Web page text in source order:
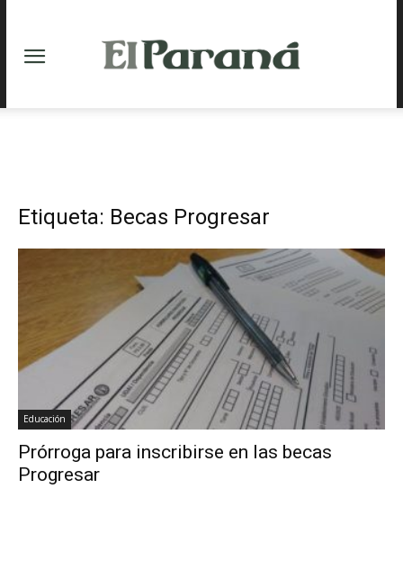
Etiqueta: Becas Progresar
Educación
Prórroga para inscribirse en las becas
Progresar